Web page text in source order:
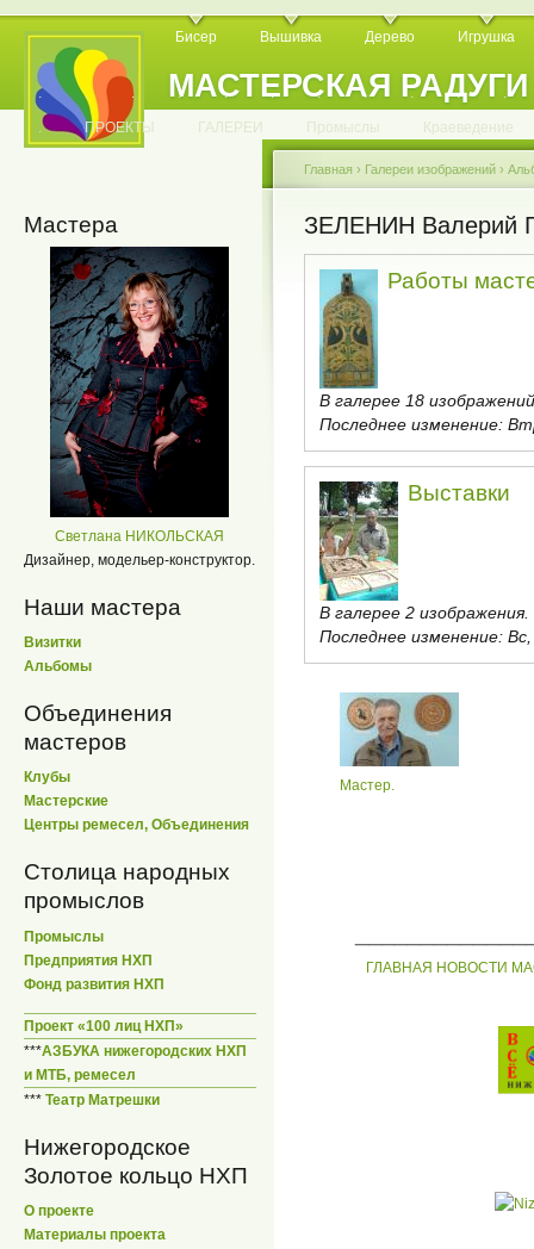
МАСТЕРСКАЯ РАДУГИ
Бисер Вышивка Дерево Игрушка
. . . . . . . . . . .
. ПРОЕКТЫ ГАЛЕРЕИ Промыслы Краеведение
Мастера
Светлана НИКОЛЬСКАЯ
Дизайнер, модельер-конструктор.
Наши мастера
Визитки
Альбомы
Объединения
мастеров
Клубы
Мастерские
Центры ремесел, Объединения
Столица народных
промыслов
Промыслы
Предприятия НХП
Фонд развития НХП
Проект «100 лиц НХП»
***АЗБУКА нижегородских НХП
и МТБ, ремесел
*** Театр Матрешки
Нижегородское
Золотое кольцо НХП
О проекте
Материалы проекта
Главная › Галереи изображений ›
ЗЕЛЕНИН Валерий
Работы
В галерее 18
Последнее изменение:
Выставки
В галерее 2 изображения.
Последнее изменение:
Мастер.
ГЛАВНАЯ НОВОСТИ